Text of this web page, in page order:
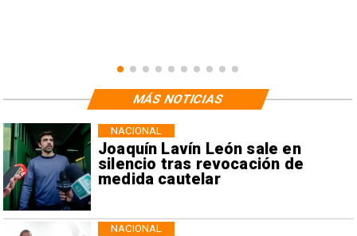
Joaquín Lavín León sale en
silencio tras revocación de
medida cautelar
NACIONAL
NACIONAL
MÁS NOTICIAS